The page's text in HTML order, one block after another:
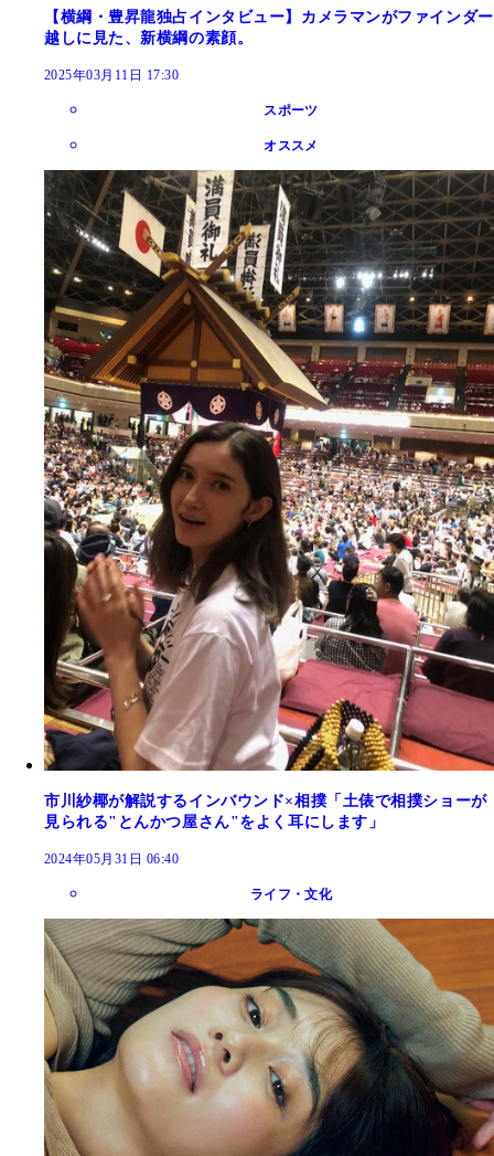
【横綱・豊昇龍独占インタビュー】カメラマンがファインダー
越しに見た、新横綱の素顔。
2025年03月11日 17:30
スポーツ
オススメ
市川紗椰が解説するインバウンド×相撲「土俵で相撲ショーが
見られる"とんかつ屋さん"をよく耳にします」
2024年05月31日 06:40
ライフ・文化